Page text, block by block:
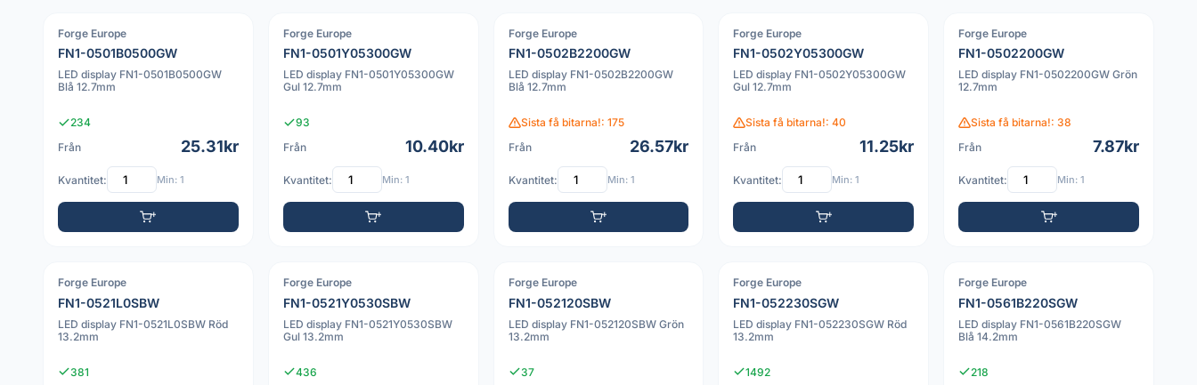
PDF
Forge Europe
FN1-0501B0500GW
LED display FN1-0501B0500GW
Blå 12.7mm
234
Från
25.31kr
Kvantitet: Min: 1
PDF
Forge Europe
FN1-0501Y05300GW
LED display FN1-0501Y05300GW
Gul 12.7mm
93
Från
10.40kr
Kvantitet: Min: 1
Forge Europe
FN1-0502B2200GW
LED display FN1-0502B2200GW
Blå 12.7mm
Sista få bitarna!: 175
Från
26.57kr
Kvantitet: Min: 1
PDF
Forge Europe
FN1-0502Y05300GW
LED display FN1-0502Y05300GW
Gul 12.7mm
Sista få bitarna!: 40
Från
11.25kr
Kvantitet: Min: 1
PDF
Forge Europe
FN1-0502200GW
LED display FN1-0502200GW Grön
12.7mm
Sista få bitarna!: 38
Från
7.87kr
Kvantitet: Min: 1
Forge Europe
FN1-0521L0SBW
LED display FN1-0521L0SBW Röd
13.2mm
381
Forge Europe
FN1-0521Y0530SBW
LED display FN1-0521Y0530SBW
Gul 13.2mm
436
Forge Europe
FN1-052120SBW
LED display FN1-052120SBW Grön
13.2mm
37
PDF
Forge Europe
FN1-052230SGW
LED display FN1-052230SGW Röd
13.2mm
1492
PDF
Forge Europe
FN1-0561B220SGW
LED display FN1-0561B220SGW
Blå 14.2mm
218